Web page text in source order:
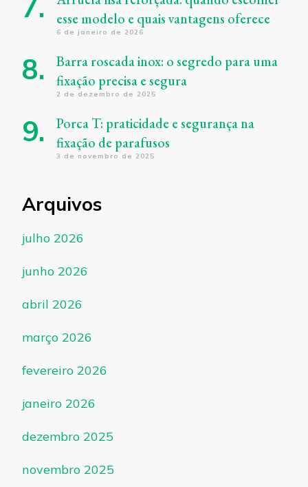
esse modelo e quais vantagens oferece
6 de janeiro de 2026
Barra roscada inox: o segredo para uma
fixação precisa e segura
2 de dezembro de 2025
Porca T: praticidade e segurança na
fixação de parafusos
3 de novembro de 2025
Arquivos
julho 2026
junho 2026
abril 2026
março 2026
fevereiro 2026
janeiro 2026
dezembro 2025
novembro 2025